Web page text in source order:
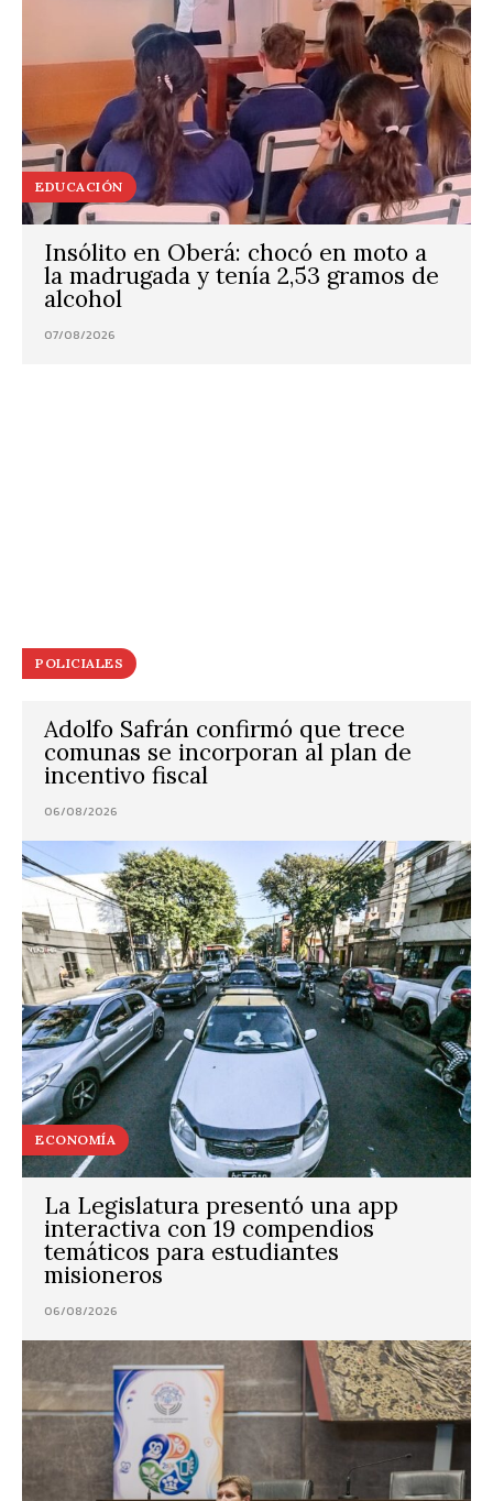
EDUCACIÓN
Insólito en Oberá: chocó en moto a
la madrugada y tenía 2,53 gramos de
alcohol
07/08/2026
POLICIALES
Adolfo Safrán confirmó que trece
comunas se incorporan al plan de
incentivo fiscal
06/08/2026
ECONOMÍA
La Legislatura presentó una app
interactiva con 19 compendios
temáticos para estudiantes
misioneros
06/08/2026